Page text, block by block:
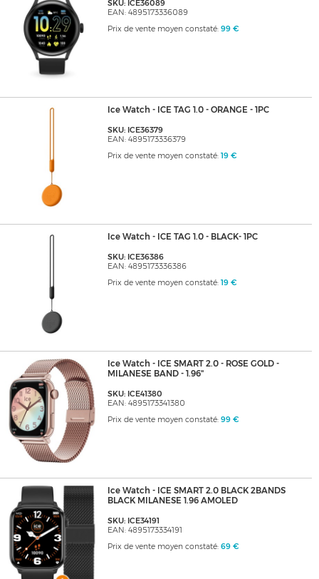
SKU: ICE36089
EAN: 4895173336089
Prix de vente moyen constaté: 99 €
Ice Watch - ICE TAG 1.0 - ORANGE - 1PC
SKU: ICE36379
EAN: 4895173336379
Prix de vente moyen constaté: 19 €
Ice Watch - ICE TAG 1.0 - BLACK- 1PC
SKU: ICE36386
EAN: 4895173336386
Prix de vente moyen constaté: 19 €
Ice Watch - ICE SMART 2.0 - ROSE GOLD -
MILANESE BAND - 1.96"
SKU: ICE41380
EAN: 4895173341380
Prix de vente moyen constaté: 99 €
Ice Watch - ICE SMART 2.0 BLACK 2BANDS
BLACK MILANESE 1.96 AMOLED
SKU: ICE34191
EAN: 4895173334191
Prix de vente moyen constaté: 69 €